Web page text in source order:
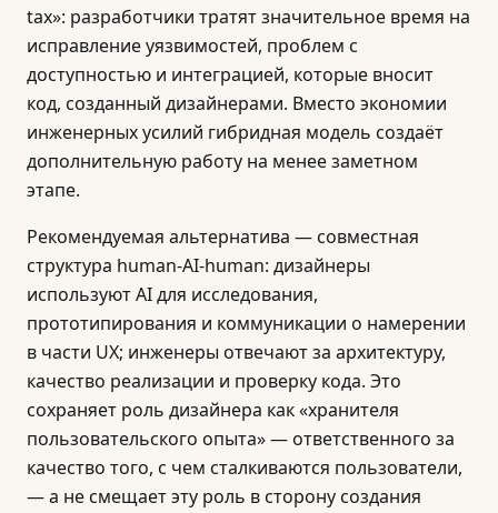
tax»: разработчики тратят значительное время на
исправление уязвимостей, проблем с
доступностью и интеграцией, которые вносит
код, созданный дизайнерами. Вместо экономии
инженерных усилий гибридная модель создаёт
дополнительную работу на менее заметном
этапе.
Рекомендуемая альтернатива — совместная
структура human-AI-human: дизайнеры
используют AI для исследования,
прототипирования и коммуникации о намерении
в части UX; инженеры отвечают за архитектуру,
качество реализации и проверку кода. Это
сохраняет роль дизайнера как «хранителя
пользовательского опыта» — ответственного за
качество того, с чем сталкиваются пользователи,
— а не смещает эту роль в сторону создания